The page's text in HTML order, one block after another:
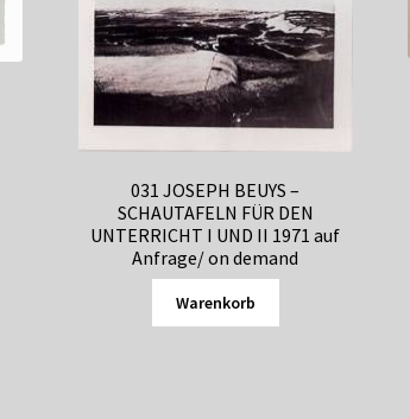
031 JOSEPH BEUYS –
SCHAUTAFELN FÜR DEN
UNTERRICHT I UND II 1971 auf
Anfrage/ on demand
Warenkorb